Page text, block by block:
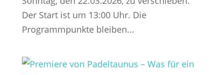
Der Start ist um 13:00 Uhr. Die
Programmpunkte bleiben...